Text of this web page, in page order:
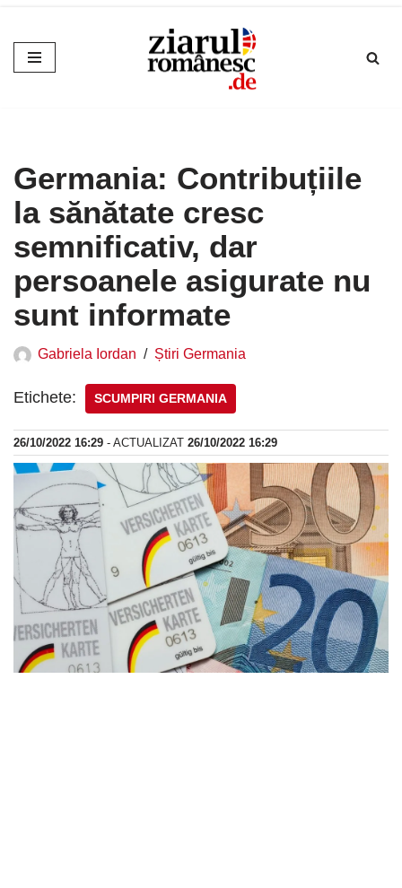
Sari
la
Germania: Contribuțiile
la sănătate cresc
semnificativ, dar
persoanele asigurate nu
sunt informate
Gabriela Iordan Știri Germania
Etichete: SCUMPIRI GERMANIA
26/10/2022 16:29 - ACTUALIZAT 26/10/2022 16:29